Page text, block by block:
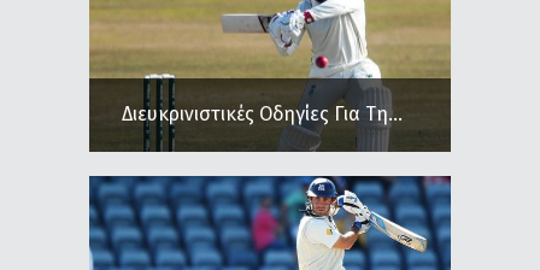
Διευκρινιστικές Οδηγίες Για Τη...